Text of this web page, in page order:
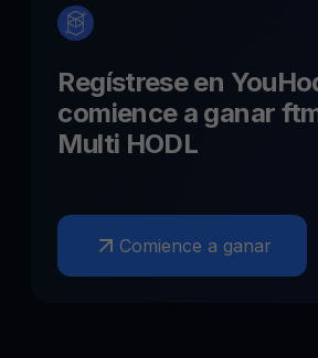
Regístrese en
comience a ganar
Multi HODL
Comience a ganar